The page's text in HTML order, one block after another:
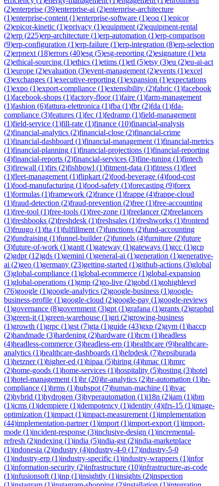
(2)enterprise (39)enterprise-ai (2)enterprise-architecture
(1)enterprise-content (1)enterprise-software (1)eoq (1)epicor
(2)epicor-kinetic (1)eprivacy (1)equipment (2)equipment-rental
(2)erp (225)erp-architecture (1)erp-automation (1)erp-comparison
(9)erp-configuration (1)erp-failure (1)erp-integration (8)erp-selection
(2)erpnext (18)errors (40)esg (5)esg-reporting (2)esignature (1)eta
(2)ethical-sourcing (1)ethics (1)etims (1)etl (5)etsy (3)eu (2)eu-ai-act
(1)europe (2)evaluation (3)event-management (2)events (1)excel
(3)exchanges (1)executive-reporting (1)expansion (1)expectations
(1)expo (1)export-compliance (1)extensibility (2)fabric (1)facebook
(1)facebook-shops (1)factory-floor(1)faire (1)farm-management
(1)fashion (6)fattura-elettronica (1)fba (1)fbr(2)fda (1)fda-
compliance (3)features (1)fec (1)fedramp (1)field-management
(1)field-service (1)fill-rate (1)finance (10)financial-analysis
(2)financial-analytics (2)financial-close (2)financial-crime
(1)financial-dashboard (1)financial-management (1)financial-metrics
(1)financial-planning (1)financial-projections (1)financial-reporting
(4)financial-reports (2)financial-services (3)fine-tuning (1)fintech
(3)firewall (1)firs (2)fishbowl (1)fitment-data (1)fitness (1)fleet
(1)fleet-management (1)flipkart (2)food-beverage (4)food-cost
(1)food-manufacturing (1)food-safety (1)forecasting (9)forex
(1)formulas (1)framework (2)france (1)frappe (4)frappe-cloud
(1)fraud-detection (2)fraud-prevention (2)free (1)free-accounting
(1)free-tool (1)free-tools (1)free-zone (1)freelancer(2)freelancers
(1)freshbooks (2)freshdesk (1)freshsales (1)freshworks (1)frontend
(3)fruugo (1)fta (1)fulfillment (7)functions (2)fund-accounting
(2)fundraising (1)funnel-builder(2)funnels (4)furniture (2)future
(3)future-of-work (1)gantt (1)gateway (1)gateways (1)gcc (1)gcp
(2)gdpr(12)gds (1)gemini (1)general-ai (1)generation (1)generative-
ai (2)geo (1)germany (23)getting-started (1)github-actions (3)global
(3)global-compliance (1)global-ecommerce (1)global-expansion
(1)global-operations (1)gmp (2)go-live (2)gobd (1)gohighlevel
(76)google (1)google-analytics (2)google-business (1)google-
business-profile (1)google-cloud (2)google-pay (1)google-reviews
(1)governance (8)government (3)gpt (1)grafana (1)grants (2)graphql
(3)green-it (1)green-warehouse (1)gri (2)growing-business
(1)growth (1)grpc (1)gst (7)gta (1)guide (43)gxp (2)gym (1)haccp
(2)handmade (3)hardening (2)hardware (1)hcm (1)headless
(4)headless-commerce (3)headless-erp (1)healthcare (9)healthcare-
analytics (1)healthcare-dashboards (1)helpdesk (7)hepsiburada
(1)hetzner(1)higher-ed (1)hipaa (5)hiring (4)hmac (1)hmrc
(2)home-goods (1)home-services (1)hospitality (5)hosting (3)hotel
(1)hotel-management (1)hr(20)hr-analytics (2)hr-automation (1)hr-
compliance (1)hrms (1)hubspot (7)human-machine (1)hvac
(2)hybrid (1)hydrogen (3)hyperautomation (1)i18n (2)iam (1)ibm
(1)icms (1)idempiere (1)idempotency (1)identity (4)ifrs-15 (1)image-
optimization (1)impact (1)impact-measurement (1)implementation
(44)implementation-partner(1)import (1)import-export (1)import-
mode (1)incident-response (3)inclusive-design (1)incremental-
refresh (2)indexing (1)india (5)india-gst (2)india-marketplace
(1)indonesia (2)industry (4)industry-4-0 (17)industry-5-0
(1)industry-erp (1)industry-specific (1)industry-wrappers (1)infor
(1)information-security (2)infrastructure (10)infrastructure-as-code
(1)infusionsoft (1)inp (1)insightly (1)insights (2)inspection